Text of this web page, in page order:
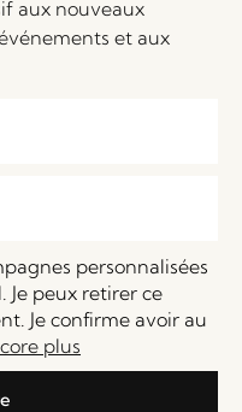
aux nouveaux
et aux
personnalisées
Je peux retirer ce
Je confirme avoir au
plus